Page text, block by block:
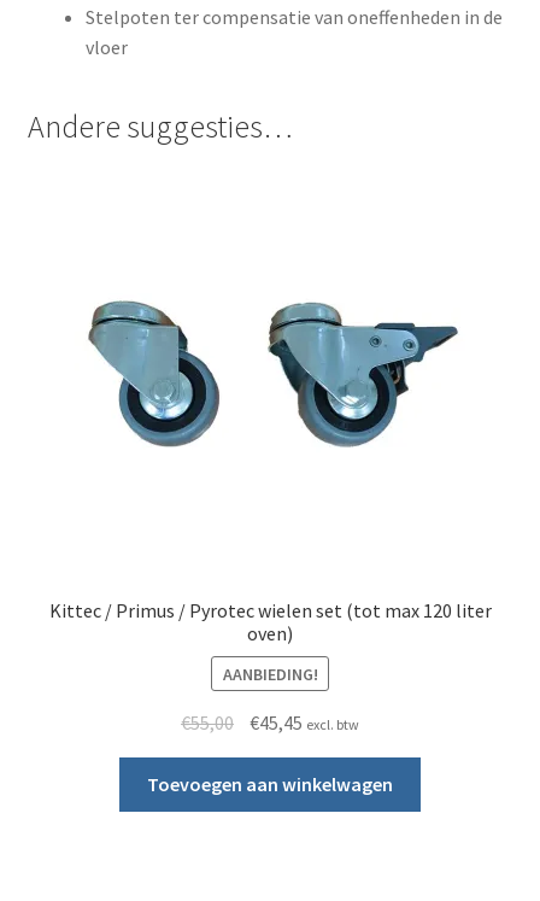
Stelpoten ter compensatie van oneffenheden in de
vloer
Andere suggesties…
Kittec / Primus / Pyrotec wielen set (tot max 120 liter
oven)
AANBIEDING!
€55,00 Oorspronkelijke prijs was: €55,00.
€45,45Huidige prijs is: €45,45.
excl. btw
Toevoegen aan winkelwagen